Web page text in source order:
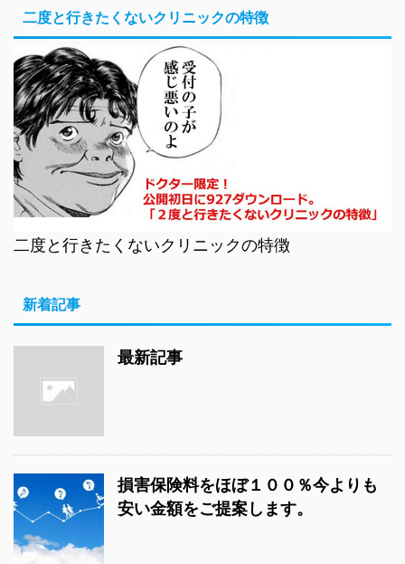
二度と行きたくないクリニックの特徴
二度と行きたくないクリニックの特徴
新着記事
最新記事
損害保険料をほぼ１００％今よりも
安い金額をご提案します。